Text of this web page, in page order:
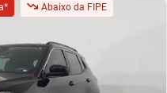
Abaixo da FIPE